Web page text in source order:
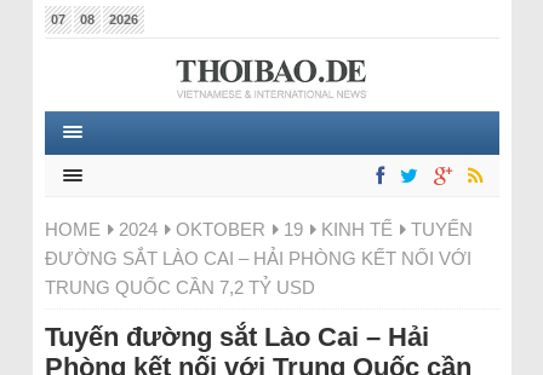
07 08 2026
HOME 2024 OKTOBER 19 KINH TẾ
TUYẾN
ĐƯỜNG SẮT LÀO CAI – HẢI PHÒNG KẾT NỐI VỚI
TRUNG QUỐC CẦN 7,2 TỶ USD
Tuyến đường sắt Lào Cai – Hải
Phòng kết nối với Trung Quốc cần